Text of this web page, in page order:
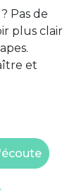
Pas de
plus clair
et